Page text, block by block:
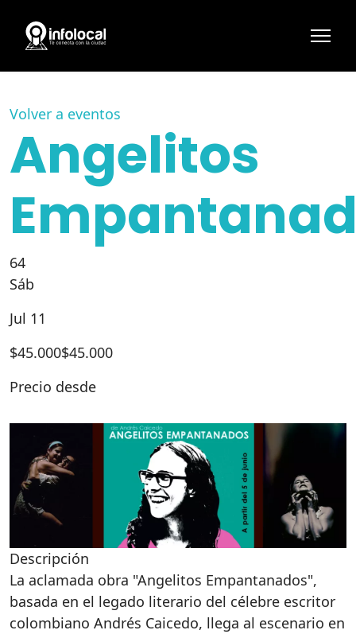
Volver a eventos
Angelitos
64
Sáb
Jul 11
$45.000$45.000
Precio desde
Descripción
La aclamada obra "Angelitos Empantanados",
basada en el legado literario del célebre escritor
colombiano Andrés Caicedo, llega al escenario en